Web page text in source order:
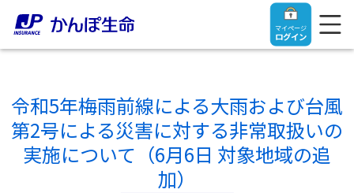
マイページ
ログイン
トップ
令和5年梅雨前線による大雨および台風
第2号による災害に対する非常取扱いの
実施について（6月6日 対象地域の追
加）